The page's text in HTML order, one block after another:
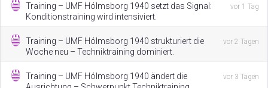
Training – UMF Hólmsborg 1940 setzt das Signal:
Konditionstraining wird intensiviert.
vor 1 Tag
Training – UMF Hólmsborg 1940 strukturiert die
Woche neu – Techniktraining dominiert.
vor 2 Tagen
Training – UMF Hólmsborg 1940 ändert die
vor 3 Tagen